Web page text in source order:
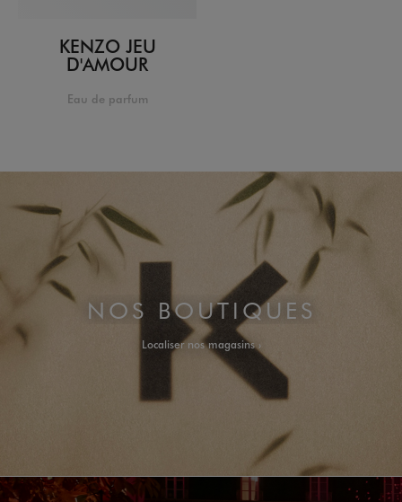
KENZO JEU
D'AMOUR
Eau de parfum
NOS BOUTIQUES
Localiser nos magasins